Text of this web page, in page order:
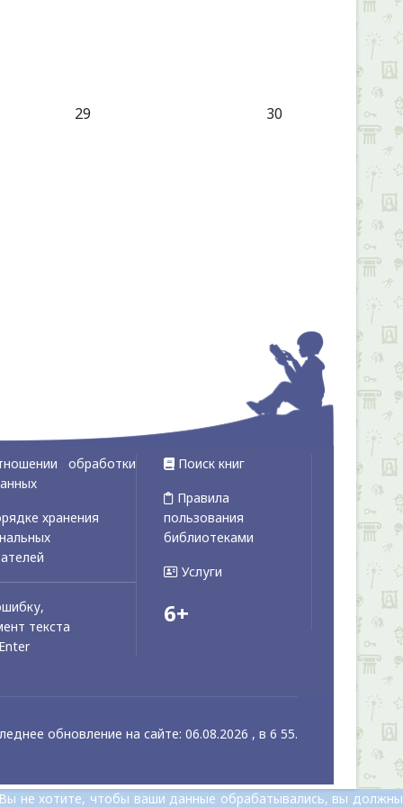
29 30
обработки
хранения
текста
Поиск книг
Правила
пользования
библиотеками
Услуги
6+
обновление на сайте: 06.08.2026 , в 6 55.
не хотите, чтобы ваши данные обрабатывались, вы должны